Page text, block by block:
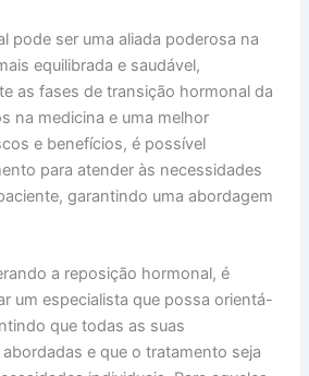
pode ser uma aliada poderosa na
equilibrada e saudável,
as fases de transição hormonal da
na medicina e uma melhor
e benefícios, é possível
para atender às necessidades
garantindo uma abordagem
a reposição hormonal, é
um especialista que possa orientá-
que todas as suas
e que o tratamento seja